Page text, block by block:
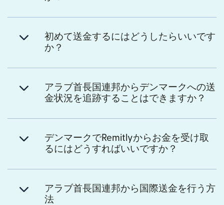
初めて送金するにはどうしたらいいです
か？
アラブ首長国連邦からデンマークへの送
金状況を追跡することはできますか？
デンマークでRemitlyからお金を受け取
るにはどうすればいいですか？
アラブ首長国連邦から国際送金を行う方
法